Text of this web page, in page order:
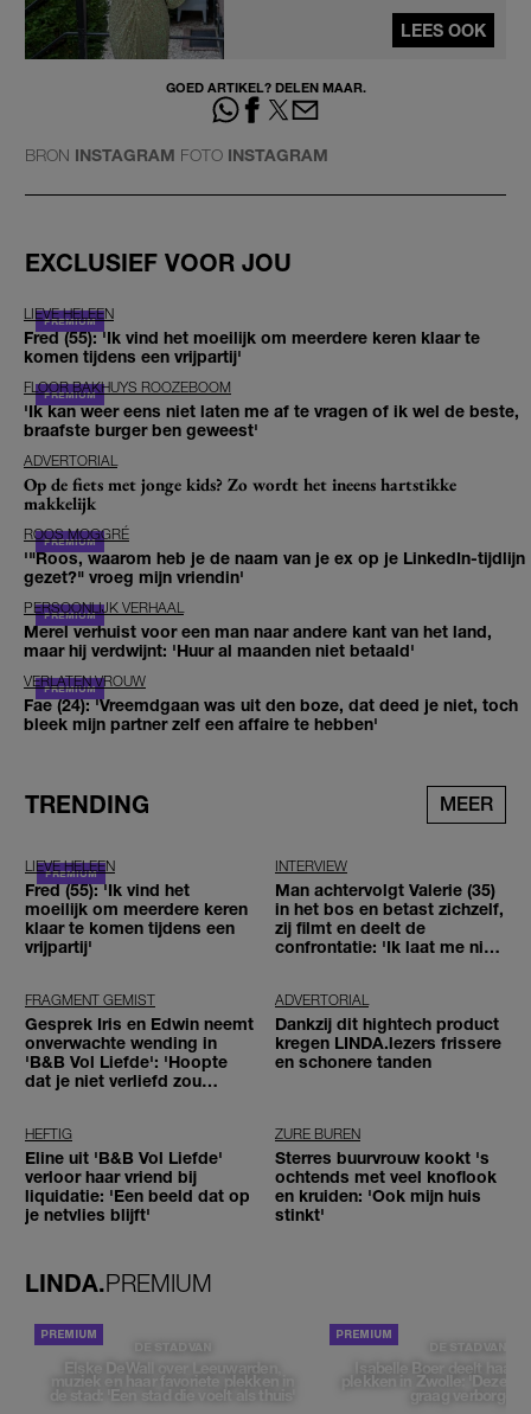
LEES OOK
GOED ARTIKEL? DELEN MAAR.
BRON INSTAGRAM FOTO INSTAGRAM
EXCLUSIEF VOOR JOU
LIEVE HELEEN
Fred (55): 'Ik vind het moeilijk om meerdere keren klaar te
komen tijdens een vrijpartij'
FLOOR BAKHUYS ROOZEBOOM
'Ik kan weer eens niet laten me af te vragen of ik wel de beste,
braafste burger ben geweest'
ADVERTORIAL
Op de fiets met jonge kids? Zo wordt het ineens hartstikke
makkelijk
ROOS MOGGRÉ
'"Roos, waarom heb je de naam van je ex op je LinkedIn-tijdlijn
gezet?" vroeg mijn vriendin'
PERSOONLIJK VERHAAL
Merel verhuist voor een man naar andere kant van het land,
maar hij verdwijnt: 'Huur al maanden niet betaald'
VERLATEN VROUW
Fae (24): 'Vreemdgaan was uit den boze, dat deed je niet, toch
bleek mijn partner zelf een affaire te hebben'
TRENDING MEER
LIEVE HELEEN
Fred (55): 'Ik vind het
moeilijk om meerdere keren
klaar te komen tijdens een
vrijpartij'
INTERVIEW
Man achtervolgt Valerie (35)
in het bos en betast zichzelf,
zij filmt en deelt de
confrontatie: 'Ik laat me niet
FRAGMENT GEMIST
Gesprek Iris en Edwin neemt
onverwachte wending in
'B&B Vol Liefde': 'Hoopte
dat je niet verliefd zou
ADVERTORIAL
Dankzij dit hightech product
kregen LINDA.lezers frissere
en schonere tanden
HEFTIG
Eline uit 'B&B Vol Liefde'
verloor haar vriend bij
liquidatie: 'Een beeld dat op
je netvlies blijft'
ZURE BUREN
Sterres buurvrouw kookt 's
ochtends met veel knoflook
en kruiden: 'Ook mijn huis
stinkt'
LINDA.PREMIUM
DE STAD VAN
Elske DeWall over Leeuwarden,
muziek en haar favoriete plekken in
de stad: 'Een stad die voelt als thuis'
DE STAD VAN
Isabelle Boer deelt haar
plekken in Zwolle: 'Deze
graag verborgen'